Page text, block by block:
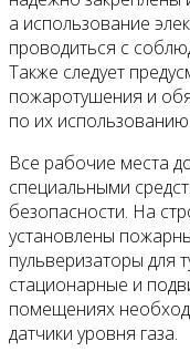
а использование
проводиться с
Также следует
пожаротушения и
по их использованию.
Все рабочие места
специальными
безопасности. На
установлены
пульверизаторы для
стационарные и
помещениях
датчики уровня газа.